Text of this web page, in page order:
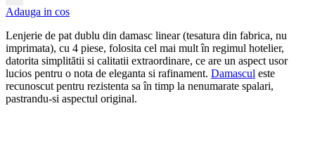
Adauga in cos
Lenjerie de pat dublu din damasc linear (tesatura din fabrica, nu
imprimata), cu 4 piese, folosita cel mai mult în regimul hotelier,
datorita simplitătii si calitatii extraordinare, ce are un aspect usor
lucios pentru o nota de eleganta si rafinament. Damascul este
recunoscut pentru rezistenta sa în timp la nenumarate spalari,
pastrandu-si aspectul original.